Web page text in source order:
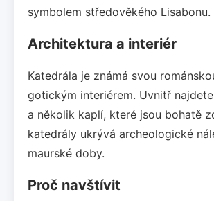
symbolem středověkého Lisabonu.
Architektura a interiér
Katedrála je známá svou
gotickým interiérem. Uvnitř
a několik kaplí, které jsou bohatě
katedrály ukrývá archeologické
maurské doby.
Proč navštívit